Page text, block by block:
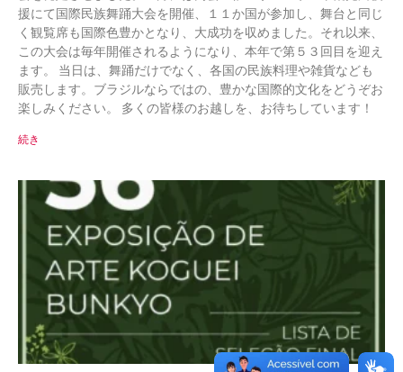
援にて国際民族舞踊大会を開催、１１か国が参加し、舞台と同じ
く観覧席も国際色豊かとなり、大成功を収めました。それ以来、
この大会は毎年開催されるようになり、本年で第５３回目を迎え
ます。 当日は、舞踊だけでなく、各国の民族料理や雑貨なども
販売します。ブラジルならではの、豊かな国際的文化をどうぞお
楽しみください。 多くの皆様のお越しを、お待ちしています！
続き